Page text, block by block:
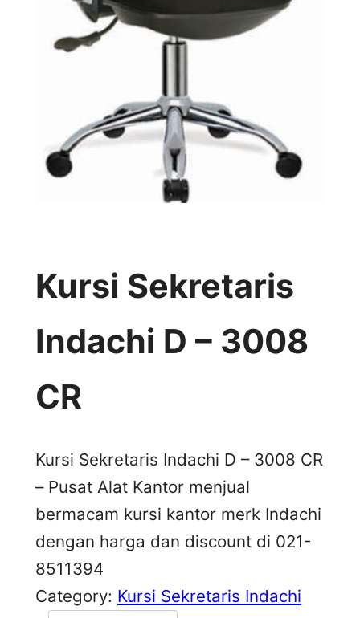
Kursi Sekretaris
Indachi D – 3008
CR
Kursi Sekretaris Indachi D – 3008 CR
– Pusat Alat Kantor menjual
bermacam kursi kantor merk Indachi
dengan harga dan discount di 021-
8511394
Category: Kursi Sekretaris Indachi